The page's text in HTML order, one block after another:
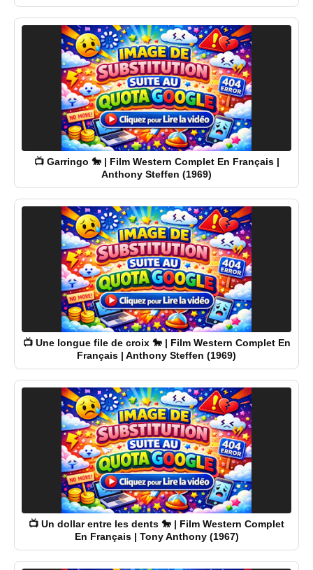
📺 Garringo 🐎 | Film Western Complet En Français |
Anthony Steffen (1969)
📺 Une longue file de croix 🐎 | Film Western Complet En
Français | Anthony Steffen (1969)
📺 Un dollar entre les dents 🐎 | Film Western Complet
En Français | Tony Anthony (1967)